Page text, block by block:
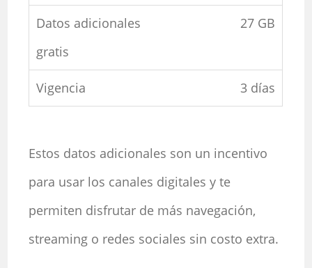
27 GB
3 días
Estos datos adicionales son un incentivo
para usar los canales digitales y te
permiten disfrutar de más navegación,
streaming o redes sociales sin costo extra.